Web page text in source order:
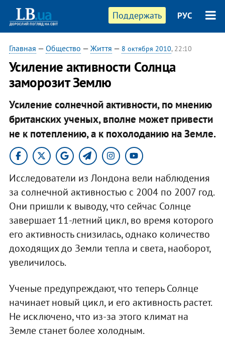
Поддержать РУС
Главная — Общество — Життя — 8 октября 2010, 22:10
Усиление активности Солнца
заморозит Землю
Усиление солнечной активности, по мнению
британских ученых, вполне может привести
не к потеплению, а к похолоданию на Земле.​
Исследователи из Лондона вели наблюдения
за солнечной активностью с 2004 по 2007 год.
Они пришли к выводу, что сейчас Солнце
завершает 11-летний цикл, во время которого
его активность снизилась, однако количество
доходящих до Земли тепла и света, наоборот,
увеличилось.
Ученые предупреждают, что теперь Солнце
начинает новый цикл, и его активность растет.
Не исключено, что из-за этого климат на
Земле станет более холодным.